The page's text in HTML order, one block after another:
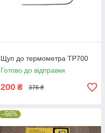
Щуп до термометра TP700
Готово до відправки
200 ₴ 376 ₴
–56%